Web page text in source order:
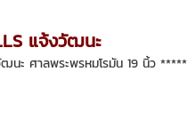
แจ้งวัฒนะ
นะ ศาลพระพรหมโรมัน 19 นิ้ว